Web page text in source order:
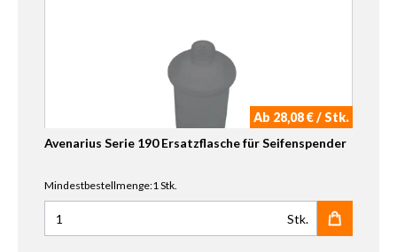
Ab 28,08 € / Stk.
Avenarius Serie 190 Ersatzflasche für Seifenspender
Mindestbestellmenge:1 Stk.
Anzahl für Avenarius Serie 190 Ersatzflasche für
Stk.